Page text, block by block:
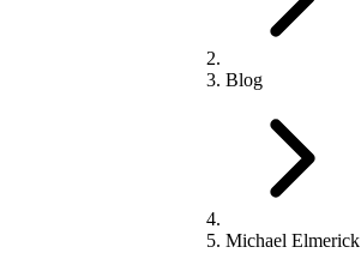
Blog
Michael Elmerick